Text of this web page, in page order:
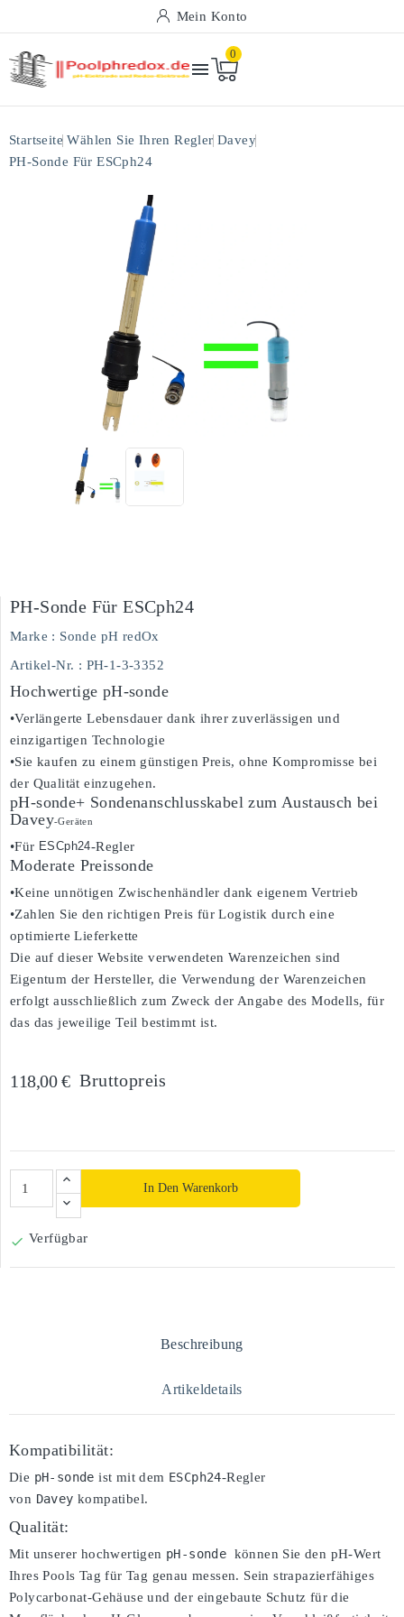
Mein Konto

0
Startseite Wählen Sie Ihren Regler Davey
PH-Sonde Für ESCph24
PH-Sonde Für ESCph24
Marke : Sonde pH redOx
Artikel-Nr. : PH-1-3-3352
Hochwertige pH-sonde
•Verlängerte Lebensdauer dank ihrer zuverlässigen und
einzigartigen Technologie
•Sie kaufen zu einem günstigen Preis, ohne Kompromisse bei
der Qualität einzugehen.
pH-sonde+ Sondenanschlusskabel zum Austausch bei
Davey-Geräten
•Für ESCph24-Regler
Moderate Preissonde
•Keine unnötigen Zwischenhändler dank eigenem Vertrieb
•Zahlen Sie den richtigen Preis für Logistik durch eine
optimierte Lieferkette
Die auf dieser Website verwendeten Warenzeichen sind
Eigentum der Hersteller, die Verwendung der Warenzeichen
erfolgt ausschließlich zum Zweck der Angabe des Modells, für
das das jeweilige Teil bestimmt ist.
118,00 € Bruttopreis
In Den Warenkorb
 Verfügbar
Beschreibung
Artikeldetails
Kompatibilität:
Die pH-sonde ist mit dem ESCph24-Regler
von Davey kompatibel.
Qualität:
Mit unserer hochwertigen pH-sonde können Sie den pH-Wert
Ihres Pools Tag für Tag genau messen. Sein strapazierfähiges
Polycarbonat-Gehäuse und der eingebaute Schutz für die